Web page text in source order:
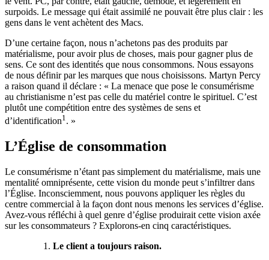
surpoids. Le message qui était assimilé ne pouvait être plus clair : les
gens dans le vent achètent des Macs.
D’une certaine façon, nous n’achetons pas des produits par
matérialisme, pour avoir plus de choses, mais pour gagner plus de
sens. Ce sont des identités que nous consommons. Nous essayons
de nous définir par les marques que nous choisissons. Martyn Percy
a raison quand il déclare : « La menace que pose le consumérisme
au christianisme n’est pas celle du matériel contre le spirituel. C’est
plutôt une compétition entre des systèmes de sens et
d’identification1 . »
L’Église de consommation
Le consumérisme n’étant pas simplement du matérialisme, mais une
mentalité omniprésente, cette vision du monde peut s’infiltrer dans
l’Église. Inconsciemment, nous pouvons appliquer les règles du
centre commercial à la façon dont nous menons les services d’église.
Avez-vous réfléchi à quel genre d’église produirait cette vision axée
sur les consommateurs ? Explorons-en cinq caractéristiques.
Le client a toujours raison.